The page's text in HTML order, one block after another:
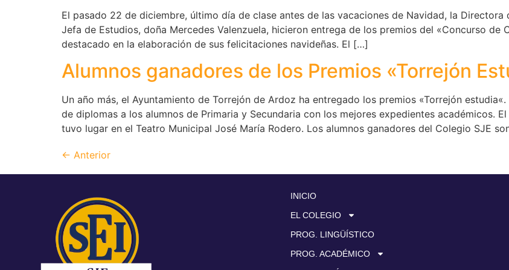
El pasado 22 de diciembre, último día de clase antes de las vacaciones de Navidad, la
Jefa de Estudios, doña Mercedes Valenzuela, hicieron entrega de los premios del «Concurso de
destacado en la elaboración de sus felicitaciones navideñas. El […]
Alumnos ganadores de los Premios «Torrejón
Un año más, el Ayuntamiento de Torrejón de Ardoz ha entregado los premios «Torrejón
de diplomas a los alumnos de Primaria y Secundaria con los mejores expedientes académicos.
tuvo lugar en el Teatro Municipal José María Rodero. Los alumnos ganadores del Colegio SJE
← Anterior
INICIO
EL COLEGIO
PROG. LINGÜÍSTICO
PROG. ACADÉMICO